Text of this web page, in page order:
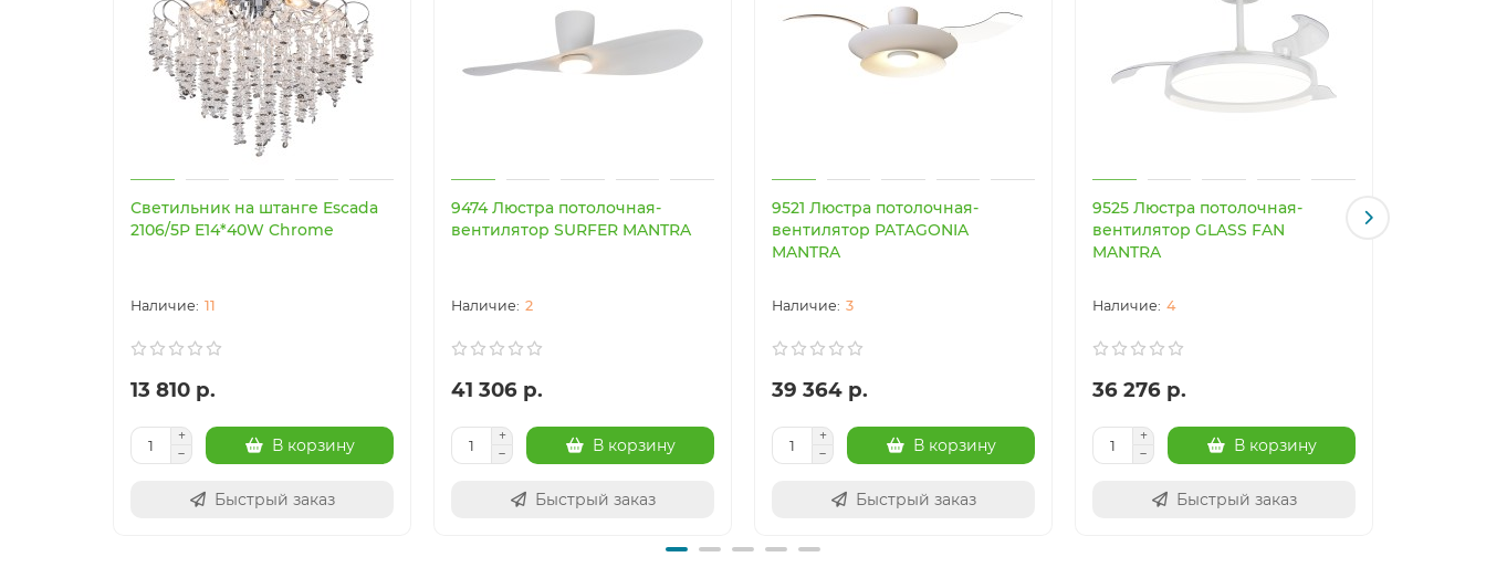
Светильник на штанге Escada
2106/5P E14*40W Chrome
11
13 810 р.
В корзину
Быстрый заказ
9474 Люстра потолочная-
вентилятор SURFER MANTRA
2
41 306 р.
В корзину
Быстрый заказ
9521 Люстра потолочная-
вентилятор PATAGONIA
MANTRA
3
39 364 р.
В корзину
Быстрый заказ
9525 Люстра потолочная-
вентилятор GLASS FAN
MANTRA
4
36 276 р.
В корзину
Быстрый заказ